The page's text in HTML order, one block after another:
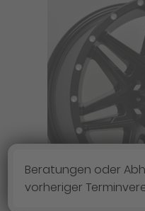
Beratungen oder
vorheriger